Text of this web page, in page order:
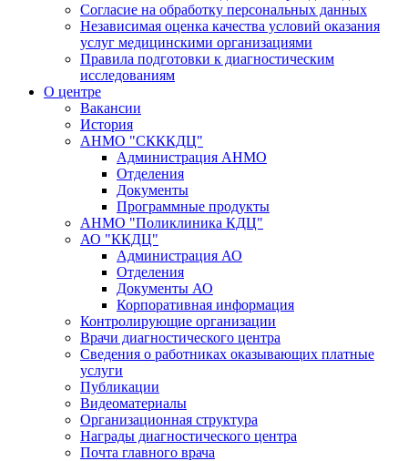
Согласие на обработку персональных данных
Независимая оценка качества условий оказания
услуг медицинскими организациями
Правила подготовки к диагностическим
исследованиям
О центре
Вакансии
История
АНМО "СКККДЦ"
Администрация АНМО
Отделения
Документы
Программные продукты
АНМО "Поликлиника КДЦ"
АО "ККДЦ"
Администрация АО
Отделения
Документы АО
Корпоративная информация
Контролирующие организации
Врачи диагностического центра
Сведения о работниках оказывающих платные
услуги
Публикации
Видеоматериалы
Организационная структура
Награды диагностического центра
Почта главного врача